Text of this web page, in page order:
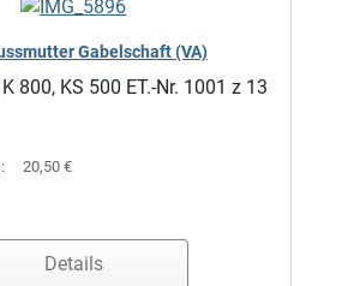
Gabelschaft (VA)
800, KS 500 ET.-Nr. 1001 z 13
20,50 €
Details